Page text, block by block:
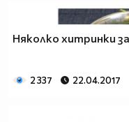
Няколко хитринки
2 337 22.04.2017